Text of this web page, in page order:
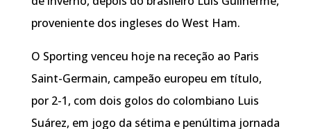
proveniente dos ingleses do West Ham.
O Sporting venceu hoje na receção ao Paris
Saint-Germain, campeão europeu em título,
por 2-1, com dois golos do colombiano Luis
Suárez, em jogo da sétima e penúltima jornada